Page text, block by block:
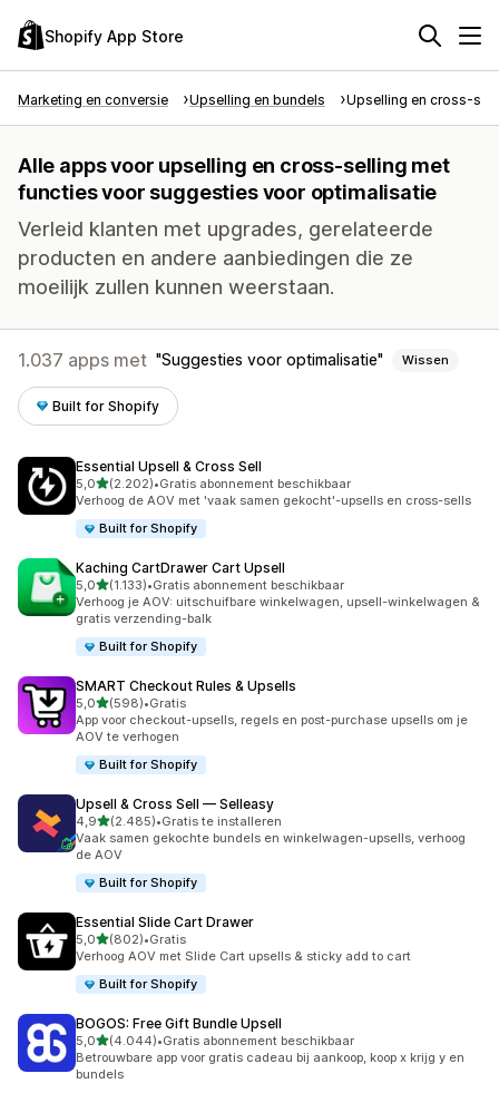
Shopify App Store
Marketing en conversie Upselling en bundels Upselling en cross-
Alle apps voor upselling en cross-selling met
functies voor suggesties voor optimalisatie
Verleid klanten met upgrades, gerelateerde
producten en andere aanbiedingen die ze
moeilijk zullen kunnen weerstaan.
1.037 apps met Suggesties voor optimalisatie Wissen
Built for Shopify
Essential Upsell & Cross Sell
5,0van 5 sterren
(2.202)
2202 recensies in totaal
•Gratis abonnement beschikbaar
Verhoog de AOV met 'vaak samen gekocht'-upsells en cross-sells
Built for Shopify
Kaching CartDrawer Cart Upsell
5,0van 5 sterren
(1.133)
1133 recensies in totaal
•Gratis abonnement beschikbaar
Verhoog je AOV: uitschuifbare winkelwagen, upsell-winkelwagen &
gratis verzending-balk
Built for Shopify
SMART Checkout Rules & Upsells
5,0van 5 sterren
(598)
598 recensies in totaal
•Gratis
App voor checkout-upsells, regels en post-purchase upsells om je
AOV te verhogen
Built for Shopify
Upsell & Cross Sell — Selleasy
4,9van 5 sterren
(2.485)
2485 recensies in totaal
•Gratis te installeren
Vaak samen gekochte bundels en winkelwagen-upsells, verhoog
de AOV
Built for Shopify
Essential Slide Cart Drawer
5,0van 5 sterren
(802)
802 recensies in totaal
•Gratis
Verhoog AOV met Slide Cart upsells & sticky add to cart
Built for Shopify
BOGOS: Free Gift Bundle Upsell
5,0van 5 sterren
(4.044)
4044 recensies in totaal
•Gratis abonnement beschikbaar
Betrouwbare app voor gratis cadeau bij aankoop, koop x krijg y en
bundels